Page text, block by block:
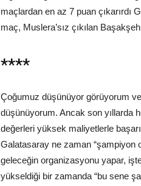
maçlardan en az 7 puan çıkarırdı
maç, Muslera’sız çıkılan
****
Çoğumuz düşünüyor görüyorum
düşünüyorum. Ancak son yıllarda
değerleri yüksek maliyetlerle
Galatasaray ne zaman “şampiyon
geleceğin organizasyonu yapar,
yükseldiği bir zamanda “bu sene